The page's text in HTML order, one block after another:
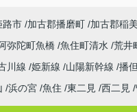
路市 加古郡播磨町 加古郡稲
弥陀町魚橋 魚住町清水 荒井
川線 姫新線 山陽新幹線 播
浜の宮 魚住 東二見 西二見